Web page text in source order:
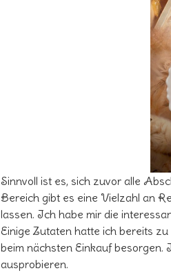
Sinnvoll ist es, sich zuvor alle
Bereich gibt es eine Vielzahl an
lassen. Ich habe mir die
Einige Zutaten hatte ich bereits
beim nächsten Einkauf
ausprobieren.